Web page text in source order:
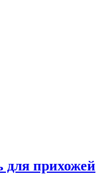
для прихожей